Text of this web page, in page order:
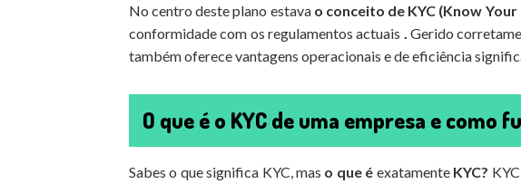
No centro deste plano estava o conceito de KYC (Know
conformidade com os regulamentos actuais
Gerido
também oferece vantagens operacionais e de eficiência
O que é o KYC de uma empresa e como
Sabes o que significa KYC, mas o que é exatamente KYC?